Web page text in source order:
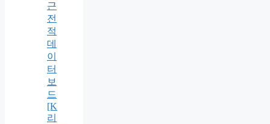
근
전
적
데
이
터
보
드
[K
리